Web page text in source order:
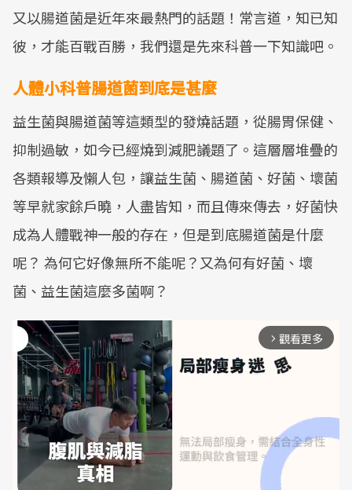
又以腸道菌是近年來最熱門的話題！常言道，知已知
彼，才能百戰百勝，我們還是先來科普一下知識吧。
人體小科普腸道菌到底是甚麼
益生菌與腸道菌等這類型的發燒話題，從腸胃保健、
抑制過敏，如今已經燒到減肥議題了。這層層堆疊的
各類報導及懶人包，讓益生菌、腸道菌、好菌、壞菌
等早就家餘戶曉，人盡皆知，而且傳來傳去，好菌快
成為人體戰神一般的存在，但是到底腸道菌是什麼
呢？ 為何它好像無所不能呢？又為何有好菌、壞
菌、益生菌這麼多菌啊？
arrow_forward_ios 觀看更多